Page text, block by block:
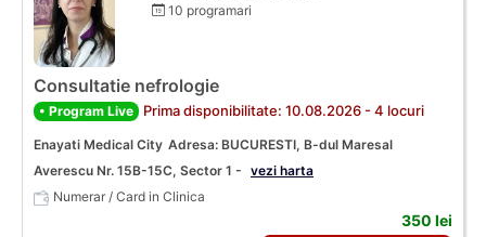
10 programari
Consultatie nefrologie
• Program Live Prima disponibilitate: 10.08.2026 - 4 locuri
Enayati Medical City Adresa: BUCURESTI, B-dul Maresal
Averescu Nr. 15B-15C, Sector 1 - vezi harta
Numerar / Card in Clinica
350 lei